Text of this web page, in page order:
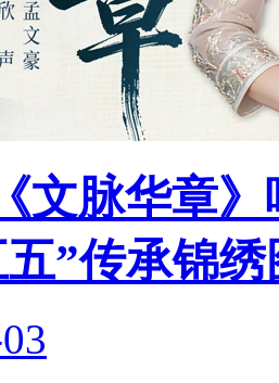
文脉华章
”传承锦绣